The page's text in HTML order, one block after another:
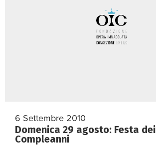
6 Settembre 2010
Domenica 29 agosto: Festa dei
Compleanni